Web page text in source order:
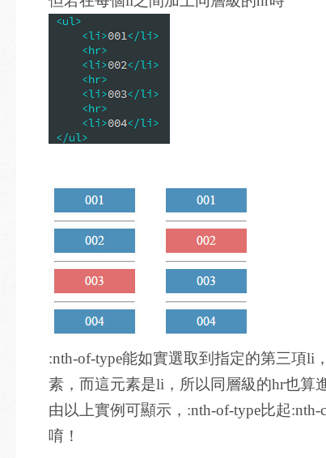
:nth-of-type能如實選取到指定的第三項li
素，而這元素是li，所以同層級的hr也算
由以上實例可顯示，:nth-of-type比起
唷！